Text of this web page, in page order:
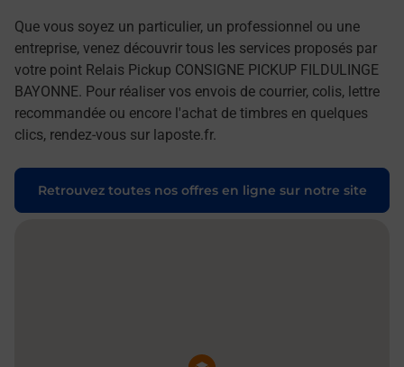
Que vous soyez un particulier, un professionnel ou une
entreprise, venez découvrir tous les services proposés par
votre point Relais Pickup CONSIGNE PICKUP FILDULINGE
BAYONNE. Pour réaliser vos envois de courrier, colis, lettre
recommandée ou encore l'achat de timbres en quelques
clics, rendez-vous sur laposte.fr.
Retrouvez toutes nos offres en ligne sur notre site
Pin de la carte